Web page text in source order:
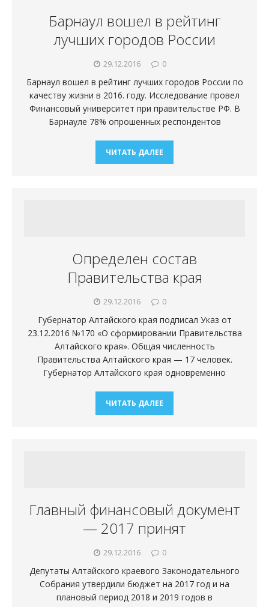
Барнаул вошел в рейтинг
лучших городов России
29.12.2016 0
Барнаул вошел в рейтинг лучших городов России по
качеству жизни в 2016. году. Исследование провел
Финансовый университет при правительстве РФ. В
Барнауле 78% опрошенных респондентов
ЧИТАТЬ ДАЛЕЕ
Определен состав
Правительства края
29.12.2016 0
Губернатор Алтайского края подписал Указ от
23.12.2016 №170 «О сформировании Правительства
Алтайского края». Общая численность
Правительства Алтайского края — 17 человек.
Губернатор Алтайского края одновременно
ЧИТАТЬ ДАЛЕЕ
Главный финансовый документ
— 2017 принят
29.12.2016 0
Депутаты Алтайского краевого Законодательного
Собрания утвердили бюджет на 2017 год и на
плановый период 2018 и 2019 годов в